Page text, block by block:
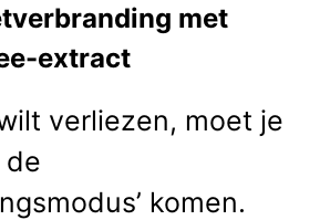
met
extract
verliezen, moet je
de
komen.